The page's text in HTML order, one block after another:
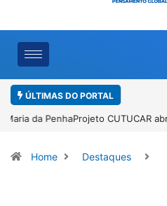
ÚLTIMAS DO PORTAL
Projeto CUTUCAR abre nova
Home Destaques